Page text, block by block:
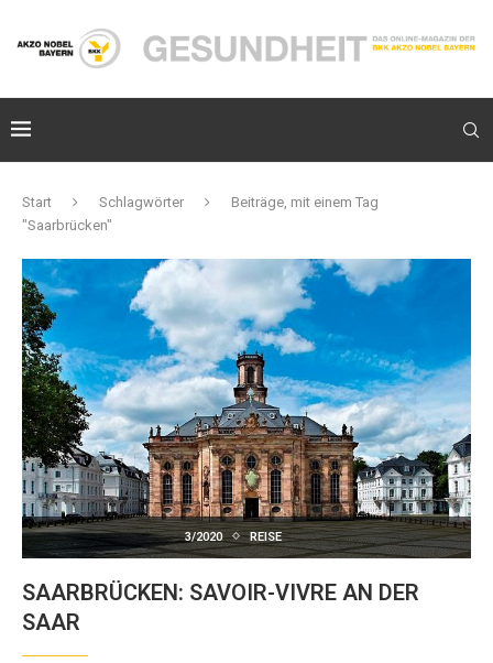
Start Schlagwörter
Beiträge, mit einem Tag
"Saarbrücken"
3/2020 REISE
SAARBRÜCKEN: SAVOIR-VIVRE AN DER
SAAR